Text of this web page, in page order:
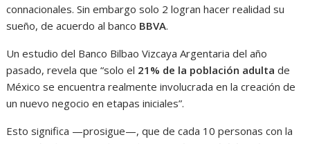
connacionales. Sin embargo solo 2 logran hacer realidad su
sueño, de acuerdo al banco BBVA.
Un estudio del Banco Bilbao Vizcaya Argentaria del año
pasado, revela que “solo el 21% de la población adulta de
México se encuentra realmente involucrada en la creación de
un nuevo negocio en etapas iniciales”.
Esto significa —prosigue—, que de cada 10 personas con la